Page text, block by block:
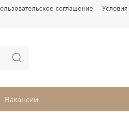
соглашение
Вакансии